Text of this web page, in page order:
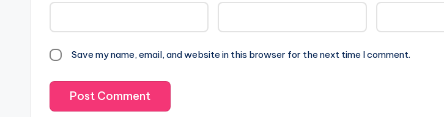
Save my name, email, and website in this browser for the next time I comment.